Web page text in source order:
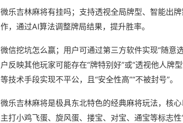
微乐吉林麻将有挂吗；支持透视全局牌型、智能出
作，通过AI算法调整牌局结果，提升胜率。
微信挖坑怎么赢；用户可通过第三方软件实现“随意
户反映其他玩家可能存在“牌特别好”或“透视他人牌
等技术手段实现不平公，且“安全性高”“不被封号”。
微乐吉林麻将是极具东北特色的经典麻将玩法，核
主打小鸡飞蛋、旋风蛋、搂宝、对宝、通宝等标志性